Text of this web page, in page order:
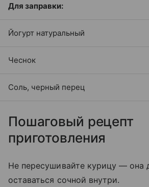
Для заправки:
Йогурт натуральный
Чеснок
Соль, черный перец
Пошаговый рецепт
приготовления
Не пересушивайте курицу — она
оставаться сочной внутри.